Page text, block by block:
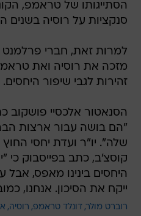
הסתייגותו של טראמפ,
סנקציות על רוסיה בשנים
למרות זאת, חברי פרלמנט
מזכה את רוסיה ואת
זהירות לגבי שיפור היחסים.
הסנאטור אלכסיי פושקוב
"הם בושה עבור ארצות
שלה". יו"ר ועדת יחסי החוץ
קוסצ'ב, כתב בפייסבוק כי
היחסים בינינו מאפס,
ייקח את הסיכון. אנחנו,
רוברט מולר דונלד טראמפ רוסיה